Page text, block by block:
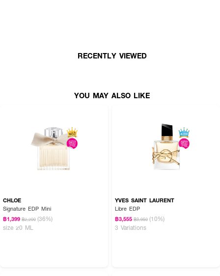
ใช้ฉีด ตามบริเวณจุดชีพจร เช่น ต้นคอ ข้อมือ ข้อพับแขน และสามารถเพิ่มความ
หอมให้เสื้อผ้า เพื่อกลิ่นที่ติดทนตลอดทั้งวัน
RECENTLY VIEWED
YOU MAY ALSO LIKE
CHLOE
Signature EDP Mini
฿1,399 ฿2,200 (36%)
size 20 ML
YVES SAINT LAURENT
Libre EDP
฿3,555 ฿3,950 (10%)
3 Variations